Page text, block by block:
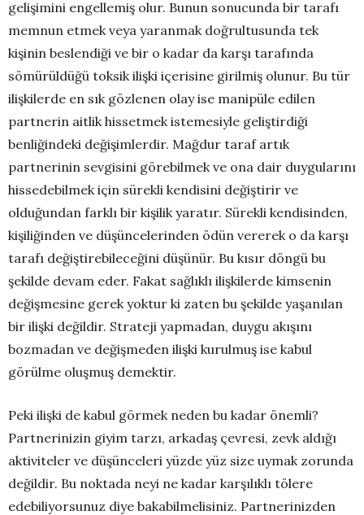
gelişimini engellemiş olur. Bunun sonucunda bir tarafı
memnun etmek veya yaranmak doğrultusunda tek
kişinin beslendiği ve bir o kadar da karşı tarafında
sömürüldüğü toksik ilişki içerisine girilmiş olunur. Bu tür
ilişkilerde en sık gözlenen olay ise manipüle edilen
partnerin aitlik hissetmek istemesiyle geliştirdiği
benliğindeki değişimlerdir. Mağdur taraf artık
partnerinin sevgisini görebilmek ve ona dair duygularını
hissedebilmek için sürekli kendisini değiştirir ve
olduğundan farklı bir kişilik yaratır. Sürekli kendisinden,
kişiliğinden ve düşüncelerinden ödün vererek o da karşı
tarafı değiştirebileceğini düşünür. Bu kısır döngü bu
şekilde devam eder. Fakat sağlıklı ilişkilerde kimsenin
değişmesine gerek yoktur ki zaten bu şekilde yaşanılan
bir ilişki değildir. Strateji yapmadan, duygu akışını
bozmadan ve değişmeden ilişki kurulmuş ise kabul
görülme oluşmuş demektir.
Peki ilişki de kabul görmek neden bu kadar önemli?
Partnerinizin giyim tarzı, arkadaş çevresi, zevk aldığı
aktiviteler ve düşünceleri yüzde yüz size uymak zorunda
değildir. Bu noktada neyi ne kadar karşılıklı tölere
edebiliyorsunuz diye bakabilmelisiniz. Partnerinizden